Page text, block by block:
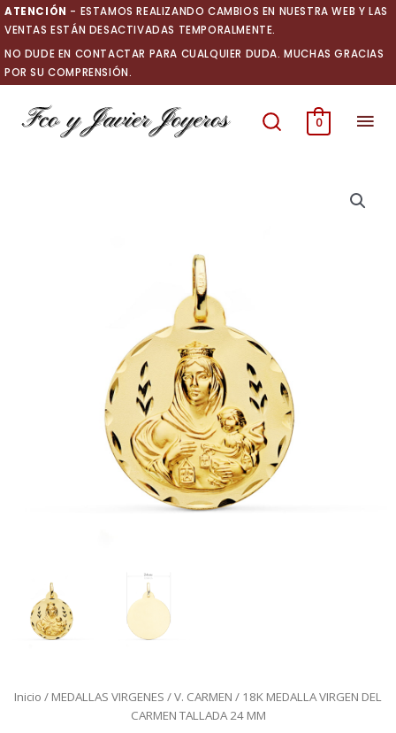
Ir
al
contenido
ATENCIÓN - ESTAMOS REALIZANDO CAMBIOS EN NUESTRA WEB Y LAS
VENTAS ESTÁN DESACTIVADAS TEMPORALMENTE.
NO DUDE EN CONTACTAR PARA CUALQUIER DUDA. MUCHAS GRACIAS
POR SU COMPRENSIÓN.
0
Inicio / MEDALLAS VIRGENES /V. CARMEN / 18K MEDALLA VIRGEN DEL
CARMEN TALLADA 24 MM